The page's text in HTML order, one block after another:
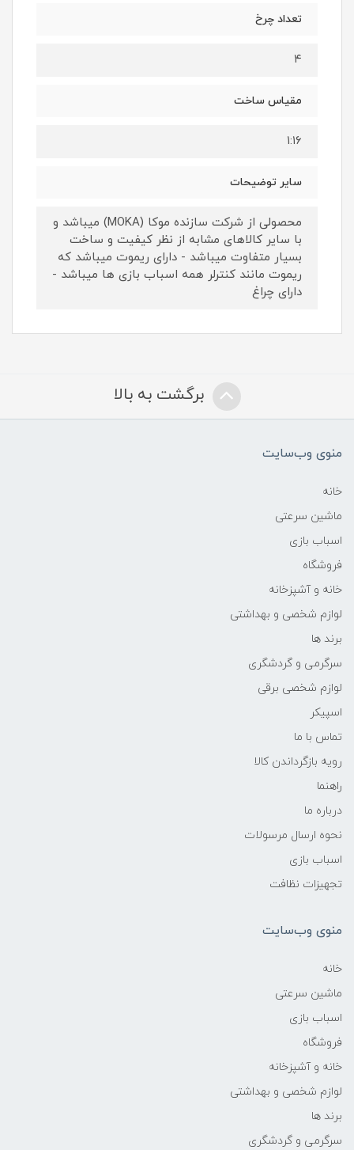
تعداد چرخ
۴
مقیاس ساخت
۱:۱۶
سایر توضیحات
محصولی از شرکت سازنده موکا (MOKA) میباشد و
با سایر کالاهای مشابه از نظر کیفیت و ساخت
بسیار متفاوت میباشد - دارای ریموت میباشد که
ریموت مانند کنترلر همه اسباب بازی ها میباشد -
دارای چراغ
برگشت به بالا
منوی وب‌سایت
خانه
ماشین سرعتی
اسباب بازی
فروشگاه
خانه و آشپزخانه
لوازم شخصی و بهداشتی
برند ها
سرگرمی و گردشگری
لوازم شخصی برقی
اسپیکر
تماس با ما
رویه بازگرداندن کالا
راهنما
درباره ما
نحوه ارسال مرسولات
اسباب بازی
تجهیزات نظافت
منوی وب‌سایت
خانه
ماشین سرعتی
اسباب بازی
فروشگاه
خانه و آشپزخانه
لوازم شخصی و بهداشتی
برند ها
سرگرمی و گردشگری